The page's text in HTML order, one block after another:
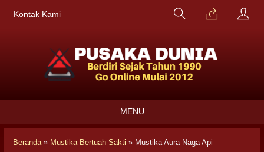
Kontak Kami
MENU
Beranda» Mustika Bertuah Sakti » Mustika Aura Naga Api